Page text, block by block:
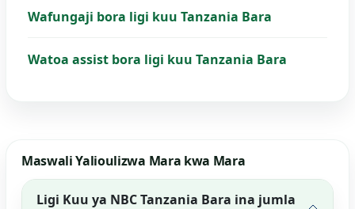
Wafungaji bora ligi kuu Tanzania Bara
Watoa assist bora ligi kuu Tanzania Bara
Maswali Yalioulizwa Mara kwa Mara
Ligi Kuu ya NBC Tanzania Bara ina jumla